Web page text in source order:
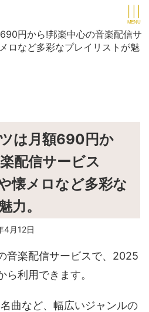
は月額690円か
配信サービス
懐メロなど多彩な
力。
4月12日
音楽配信サービスで、2025
利用できます。
曲など、幅広いジャンルの